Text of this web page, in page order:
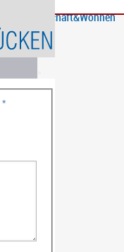
Wirtschaft&Wohnen
*